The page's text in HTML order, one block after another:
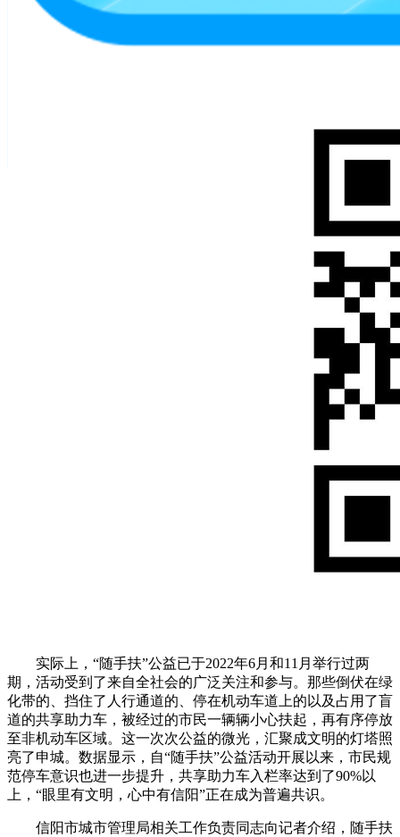
实际上，“随手扶”公益已于2022年6月和11月举行过两
期，活动受到了来自全社会的广泛关注和参与。那些倒伏在绿
化带的、挡住了人行通道的、停在机动车道上的以及占用了盲
道的共享助力车，被经过的市民一辆辆小心扶起，再有序停放
至非机动车区域。这一次次公益的微光，汇聚成文明的灯塔照
亮了申城。数据显示，自“随手扶”公益活动开展以来，市民规
范停车意识也进一步提升，共享助力车入栏率达到了90%以
上，“眼里有文明，心中有信阳”正在成为普遍共识。
信阳市城市管理局相关工作负责同志向记者介绍，随手扶